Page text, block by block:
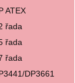
ATEX
řada
řada
řada
DP3661